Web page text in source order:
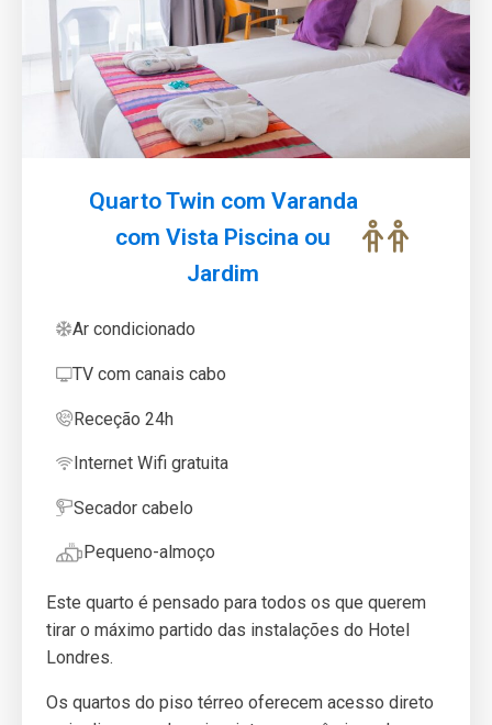
Quarto Twin com Varanda
com Vista Piscina ou
Jardim
Ar condicionado
TV com canais cabo
Receção 24h
Internet Wifi gratuita
Secador cabelo
Pequeno-almoço
Este quarto é pensado para todos os que querem
tirar o máximo partido das instalações do Hotel
Londres.
Os quartos do piso térreo oferecem acesso direto